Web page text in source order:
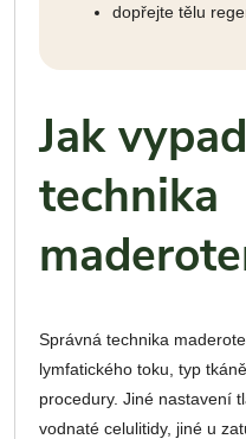
dopřejte tělu
Jak
technika
Správná technika
lymfatického toku, typ
procedury. Jiné nastavení
vodnaté celulitidy, jiné u